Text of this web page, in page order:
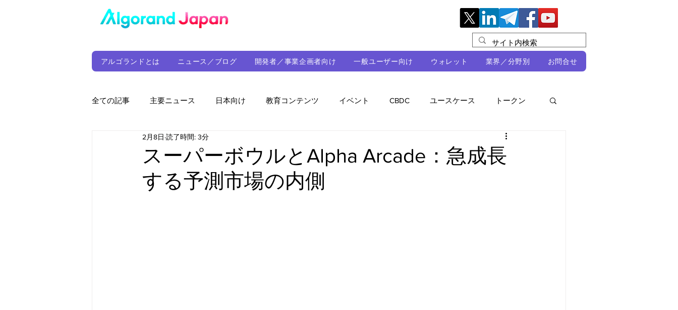
アルゴランドとは ニュース／ブログ 開発者／事業企画者向け 一般ユーザー向け ウォレット 業界／分野別 お問合せ
全ての記事 主要ニュース 日本向け 教育コンテンツ イベント CBDC ユースケース トークン
ウォレット 定期レポート
アルゴランド財団 持続可能性 メルマガ
スーパーボウルとAlpha Arcade：急成長
する予測市場の内側
2月8日 読了時間: 3分